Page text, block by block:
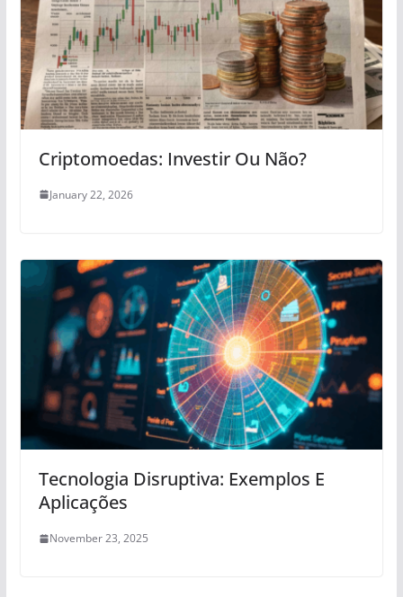
Criptomoedas: Investir Ou Não?
January 22, 2026
Tecnologia Disruptiva: Exemplos E
Aplicações
November 23, 2025